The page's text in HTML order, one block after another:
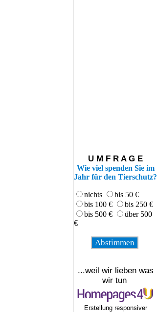
U M F R A G E
Wie viel spenden Sie im
Jahr für den Tierschutz?
nichts
bis 50 €
bis 100 €
bis 250 €
bis 500 €
über 500
€
...weil wir lieben was
wir tun
Erstellung responsiver